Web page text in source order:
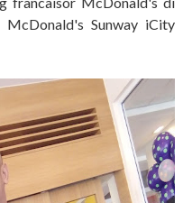
Sunway iCity